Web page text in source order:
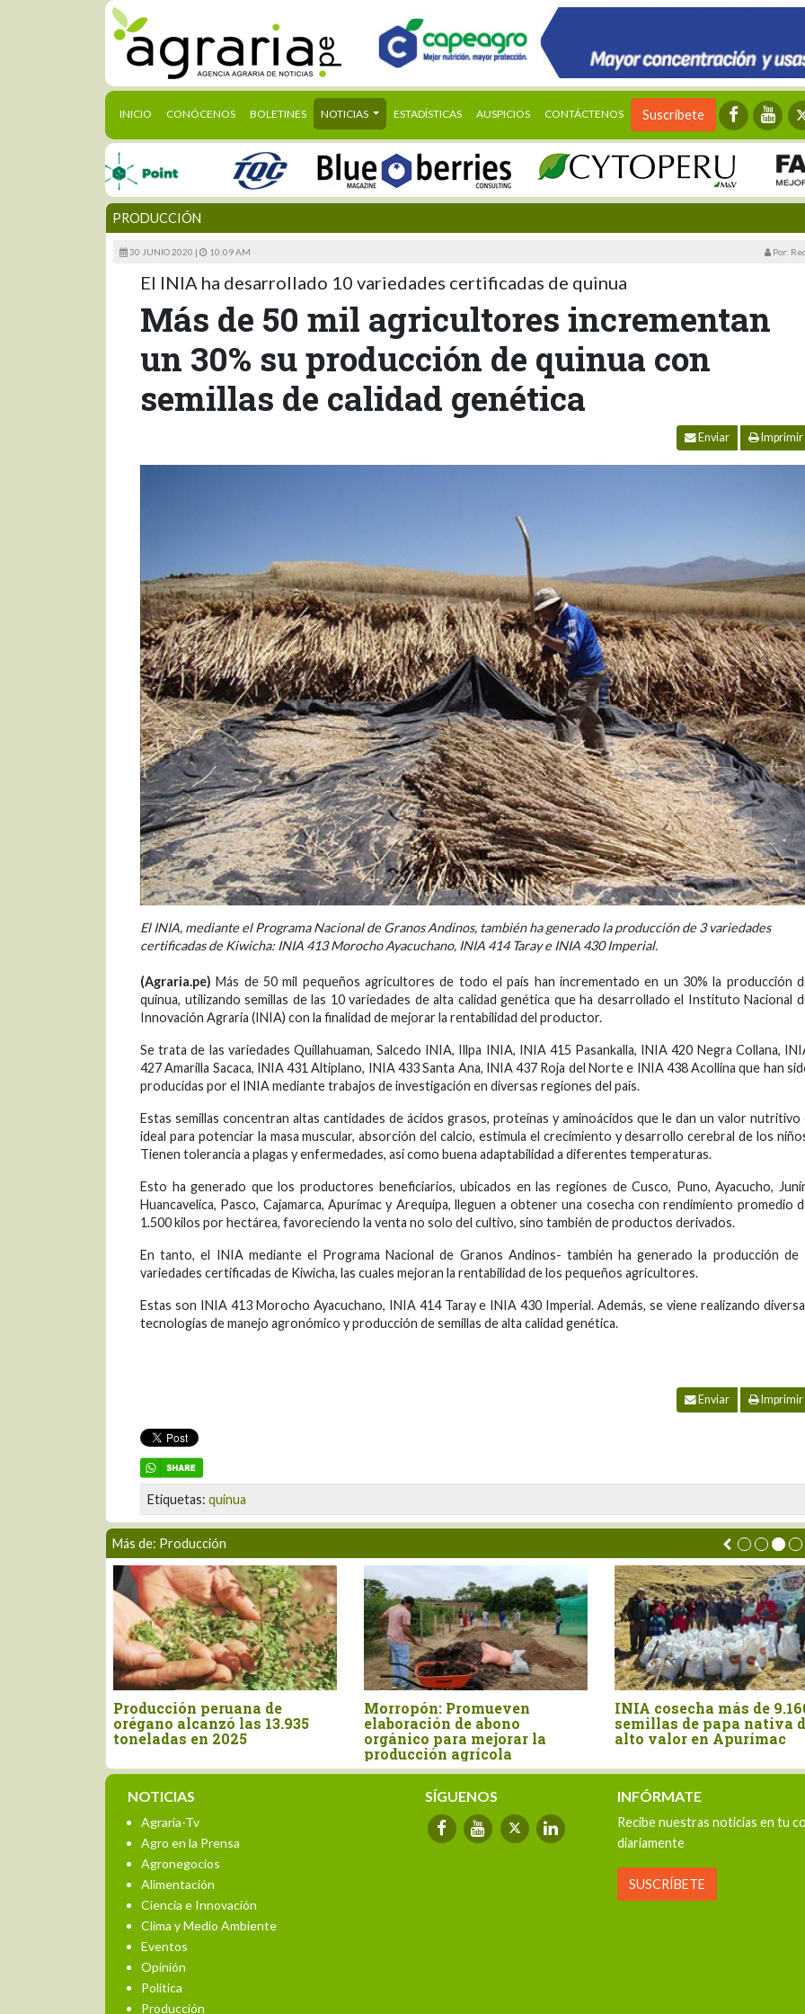
INICIO (CURRENT)
CONÓCENOS BOLETINES NOTICIAS ESTADÍSTICAS AUSPICIOS CONTÁCTENOS Suscríbete
PRODUCCIÓN
30 JUNIO 2020 | 10:09 AM Por:
El INIA ha desarrollado 10 variedades certificadas de quinua
Más de 50 mil agricultores incrementan
un 30% su producción de quinua con
semillas de calidad genética
Enviar Imprimir
El INIA, mediante el Programa Nacional de Granos Andinos, también ha generado la producción de 3 variedades
certificadas de Kiwicha: INIA 413 Morocho Ayacuchano, INIA 414 Taray e INIA 430 Imperial.
(Agraria.pe) Más de 50 mil pequeños agricultores de todo el país han incrementado en un 30% la producción
quinua, utilizando semillas de las 10 variedades de alta calidad genética que ha desarrollado el Instituto Nacional
Innovación Agraria (INIA) con la finalidad de mejorar la rentabilidad del productor.
Se trata de las variedades Quillahuaman, Salcedo INIA, Illpa INIA, INIA 415 Pasankalla, INIA 420 Negra Collana,
427 Amarilla Sacaca, INIA 431 Altiplano, INIA 433 Santa Ana, INIA 437 Roja del Norte e INIA 438 Acollina que han
producidas por el INIA mediante trabajos de investigación en diversas regiones del país.
Estas semillas concentran altas cantidades de ácidos grasos, proteínas y aminoácidos que le dan un valor nutritivo
ideal para potenciar la masa muscular, absorción del calcio, estimula el crecimiento y desarrollo cerebral de los
Tienen tolerancia a plagas y enfermedades, así como buena adaptabilidad a diferentes temperaturas.
Esto ha generado que los productores beneficiarios, ubicados en las regiones de Cusco, Puno, Ayacucho,
Huancavelica, Pasco, Cajamarca, Apurímac y Arequipa, lleguen a obtener una cosecha con rendimiento promedio
1.500 kilos por hectárea, favoreciendo la venta no solo del cultivo, sino también de productos derivados.
En tanto, el INIA mediante el Programa Nacional de Granos Andinos- también ha generado la producción de
variedades certificadas de Kiwicha, las cuales mejoran la rentabilidad de los pequeños agricultores.
Estas son INIA 413 Morocho Ayacuchano, INIA 414 Taray e INIA 430 Imperial. Además, se viene realizando
tecnologías de manejo agronómico y producción de semillas de alta calidad genética.
Enviar Imprimir
Etiquetas: quinua
Más de: Producción
Producción peruana de
orégano alcanzó las 13.935
toneladas en 2025
Morropón: Promueven
elaboración de abono
orgánico para mejorar la
producción agrícola
INIA cosecha más de 9.160
semillas de papa nativa de
alto valor en Apurímac
se
de
NOTICIAS
Agraria-Tv
Agro en la Prensa
Agronegocios
Alimentación
Ciencia e Innovación
Clima y Medio Ambiente
Eventos
Opinión
Política
Producción
SÍGUENOS INFÓRMATE
Recibe nuestras noticias en tu
diariamente
SUSCRÍBETE